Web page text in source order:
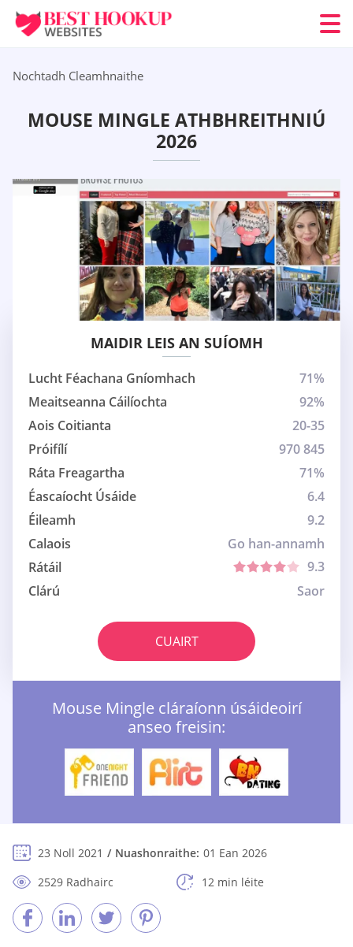
Nochtadh Cleamhnaithe
MOUSE MINGLE ATHBHREITHNIÚ
2026
MAIDIR LEIS AN SUÍOMH
Lucht Féachana Gníomhach
71%
Meaitseanna Cáilíochta
92%
Aois Coitianta
20-35
Próifílí
970 845
Ráta Freagartha
71%
Éascaíocht Úsáide
6.4
Éileamh
9.2
Calaois
Go han-annamh
Rátáil
9.3
Clárú
Saor
CUAIRT
Mouse Mingle cláraíonn úsáideoirí
anseo freisin:
23 Noll 2021 Nuashonraithe: 01 Ean 2026
2529 Radhairc
12 min léite